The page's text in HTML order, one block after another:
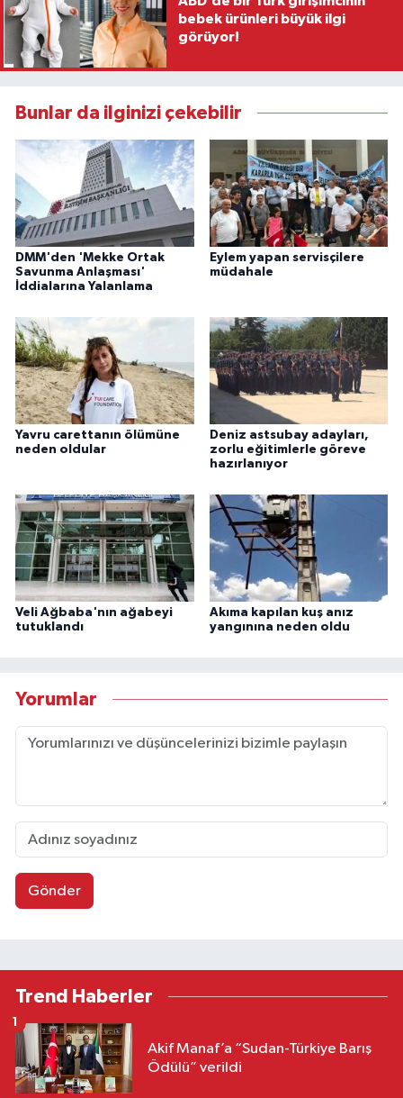
bebek ürünleri büyük ilgi
görüyor!
Bunlar da ilginizi çekebilir
DMM'den 'Mekke Ortak
Savunma Anlaşması'
İddialarına Yalanlama
Eylem yapan servisçilere
müdahale
Yavru carettanın ölümüne
neden oldular
Deniz astsubay adayları,
zorlu eğitimlerle göreve
hazırlanıyor
Veli Ağbaba'nın ağabeyi
tutuklandı
Akıma kapılan kuş anız
yangınına neden oldu
Yorumlar
Gönder
Trend Haberler
Akif Manaf’a “Sudan-Türkiye Barış
Ödülü” verildi
1